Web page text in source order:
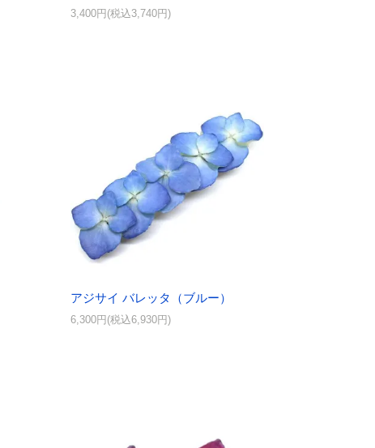
3,400円(税込3,740円)
アジサイ バレッタ（ブルー）
6,300円(税込6,930円)